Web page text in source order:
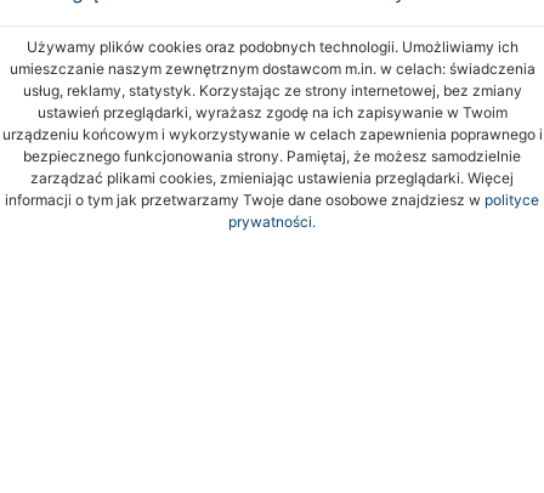
Używamy plików cookies oraz podobnych technologii. Umożliwiamy ich
umieszczanie naszym zewnętrznym dostawcom m.in. w celach: świadczenia
usług, reklamy, statystyk. Korzystając ze strony internetowej, bez zmiany
ustawień przeglądarki, wyrażasz zgodę na ich zapisywanie w Twoim
urządzeniu końcowym i wykorzystywanie w celach zapewnienia poprawnego i
bezpiecznego funkcjonowania strony. Pamiętaj, że możesz samodzielnie
zarządzać plikami cookies, zmieniając ustawienia przeglądarki. Więcej
informacji o tym jak przetwarzamy Twoje dane osobowe znajdziesz w polityce
prywatności.